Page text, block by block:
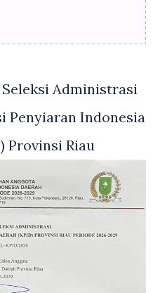
Administrasi
Penyiaran Indonesia
Provinsi Riau